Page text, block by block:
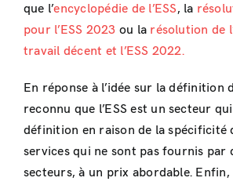
que l’encyclopédie de l’ESS, la
pour l’ESS 2023 ou la résolution de
travail décent et l’ESS 2022.
En réponse à l’idée sur la définition
reconnu que l’ESS est un secteur
définition en raison de la spécificité
services qui ne sont pas fournis par
secteurs, à un prix abordable. Enfin,